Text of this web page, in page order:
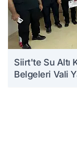
Siirt'te Su Altı
Belgeleri Vali